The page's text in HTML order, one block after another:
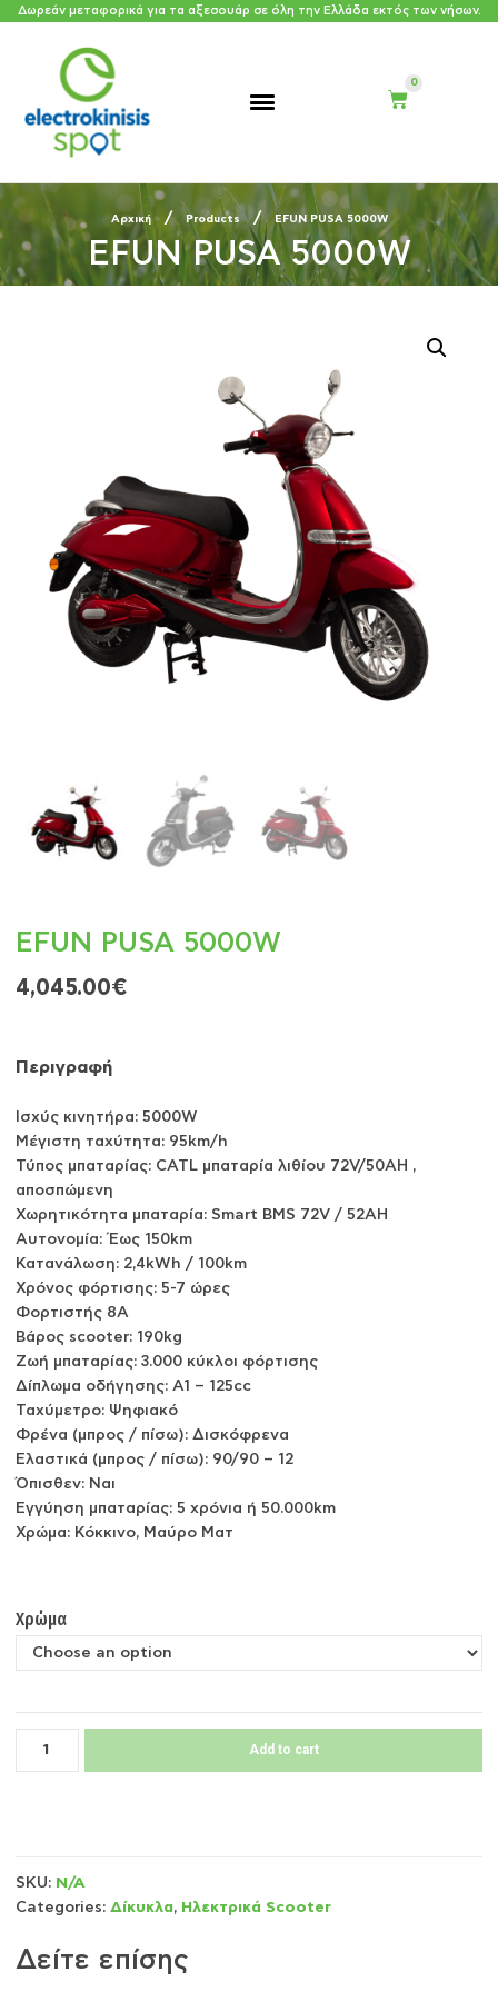
Δωρεάν μεταφορικά για τα αξεσουάρ σε όλη την Ελλάδα εκτός των νήσων.
EFUN PUSA 5000W
Αρχική / Products / EFUN PUSA 5000W
EFUN PUSA 5000W
4,045.00€
Περιγραφή
Iσχύς κινητήρα: 5000W
Μέγιστη ταχύτητα: 95km/h
Τύπος μπαταρίας: CATL μπαταρία λιθίου 72V/50AH ,
αποσπώμενη
Χωρητικότητα μπαταρία: Smart BMS 72V / 52AH
Αυτονομία: Έως 150km
Κατανάλωση: 2,4kWh / 100km
Χρόνος φόρτισης: 5-7 ώρες
Φορτιστής 8A
Βάρος scooter: 190kg
Ζωή μπαταρίας: 3.000 κύκλοι φόρτισης
Δίπλωμα οδήγησης: A1 – 125cc
Ταχύμετρο: Ψηφιακό
Φρένα (μπρος / πίσω): Δισκόφρενα
Ελαστικά (μπρος / πίσω): 90/90 – 12
Όπισθεν: Ναι
Εγγύηση μπαταρίας: 5 χρόνια ή 50.000km
Χρώμα: Κόκκινο, Μαύρο Ματ
Χρώμα
Add to cart
SKU: N/A
Categories: Δίκυκλα, Ηλεκτρικά Scooter
Δείτε επίσης